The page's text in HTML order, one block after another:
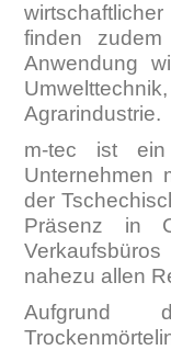
finden
Anwendung
Agrarindustrie.
m-tec ist ein
Unternehmen
der
Präsenz in
nahezu allen